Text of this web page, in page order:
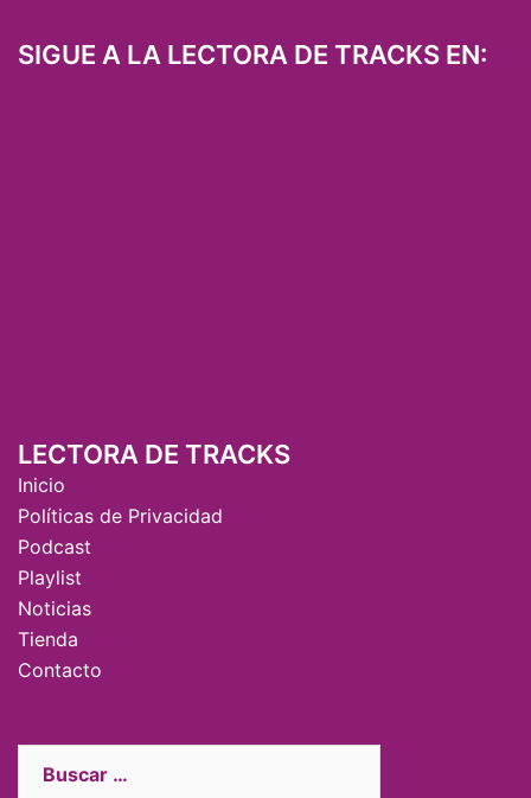
SIGUE A LA LECTORA DE TRACKS EN:
LECTORA DE TRACKS
Inicio
Políticas de Privacidad
Podcast
Playlist
Noticias
Tienda
Contacto